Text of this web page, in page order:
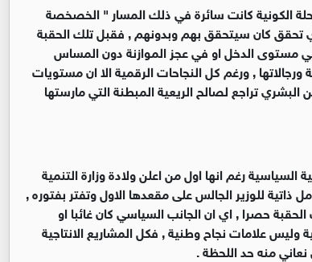
الكونية كانت سائرة في ذلك المسار " الخصخصة
تحقق كان سيتحقق بهم وبدونهم , فقبل تلك الحقبة
مستوى الدخل او في عجز الموازنة دون المساس
, ورغم كل النجاحات الرقمية الا ان مستويات
تراجع لصالح الريعية المبطنة التي مارستها
رغم انها اول من اعلن ولادة وزارة التنمية
للوزير الجالس على مقعدها الاول وتفتر بفتوره ,
حصرا , اي ان الجانب السياسي كان غائبا او
وليس علامات نجاح وطنية , فكل المشاريع الانتاجية
منه حد اللحظة .